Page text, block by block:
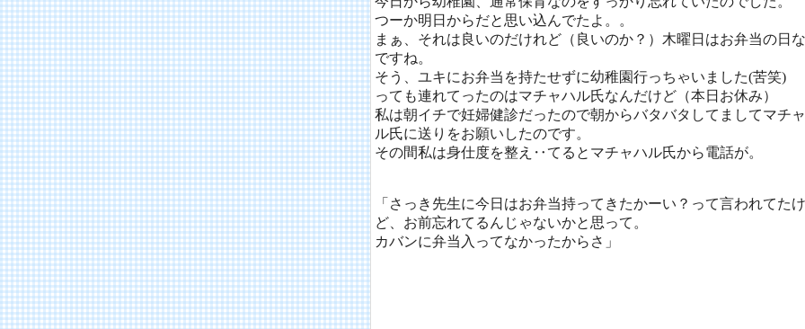
つーか明日からだと思い込んでたよ。。
まぁ、それは良いのだけれど（良いのか？）木曜日はお弁当の日
ですね。
そう、ユキにお弁当を持たせずに幼稚園行っちゃいました(苦笑)
っても連れてったのはマチャハル氏なんだけど（本日お休み）
私は朝イチで妊婦健診だったので朝からバタバタしてましてマチ
ル氏に送りをお願いしたのです。
その間私は身仕度を整え‥てるとマチャハル氏から電話が。
「さっき先生に今日はお弁当持ってきたかーい？って言われてたけ
ど、お前忘れてるんじゃないかと思って。
カバンに弁当入ってなかったからさ」